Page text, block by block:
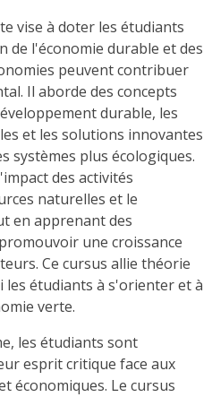
vise à doter les étudiants
de l'économie durable et des
peuvent contribuer
Il aborde des concepts
durable, les
et les solutions innovantes
systèmes plus écologiques.
des activités
naturelles et le
en apprenant des
une croissance
Ce cursus allie théorie
étudiants à s'orienter et à
verte.
les étudiants sont
esprit critique face aux
économiques. Le cursus